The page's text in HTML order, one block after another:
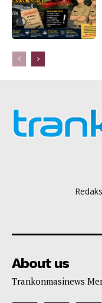
About us
Trankonmasinews